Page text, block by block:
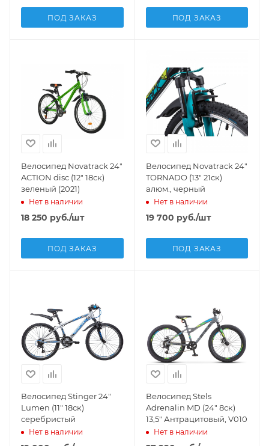
ПОД ЗАКАЗ ПОД ЗАКАЗ
Велосипед Novatrack 24"
ACTION disc (12" 18ск)
зеленый (2021)
Нет в наличии
18 250 руб./шт
ПОД ЗАКАЗ
Велосипед Novatrack 24"
TORNADO (13" 21ск)
алюм., черный
Нет в наличии
19 700 руб./шт
ПОД ЗАКАЗ
Велосипед Stinger 24"
Lumen (11" 18ск)
серебристый
Нет в наличии
Велосипед Stels
Adrenalin MD (24" 8ск)
13,5" Антрацитовый, V010
Нет в наличии